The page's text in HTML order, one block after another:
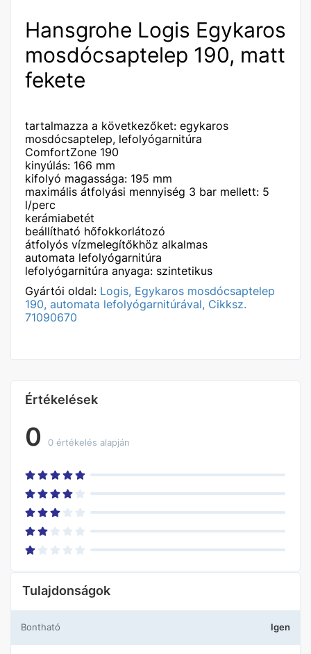
Hansgrohe Logis Egykaros
mosdócsaptelep 190, matt
fekete
tartalmazza a következőket: egykaros
mosdócsaptelep, lefolyógarnitúra
ComfortZone 190
kinyúlás: 166 mm
kifolyó magassága: 195 mm
maximális átfolyási mennyiség 3 bar mellett: 5
l/perc
kerámiabetét
beállítható hőfokkorlátozó
átfolyós vízmelegítőkhöz alkalmas
automata lefolyógarnitúra
lefolyógarnitúra anyaga: szintetikus
Gyártói oldal: Logis, Egykaros mosdócsaptelep
190, automata lefolyógarnitúrával, Cikksz.
71090670
Értékelések
0 0 értékelés alapján
Tulajdonságok
Bontható Igen